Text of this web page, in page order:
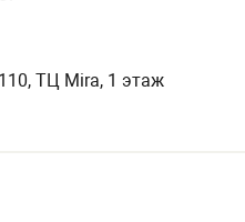
ТЦ Mira, 1 этаж